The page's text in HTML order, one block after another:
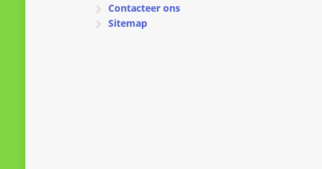
Contacteer ons
Sitemap